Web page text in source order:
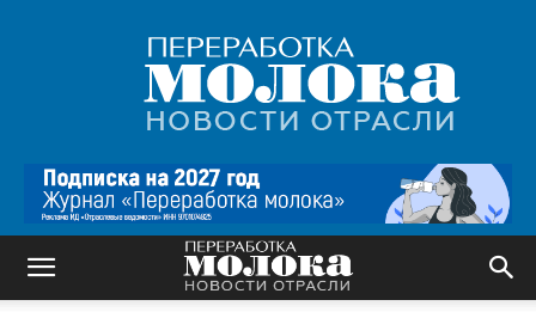
Переработка
молока
|
Новости